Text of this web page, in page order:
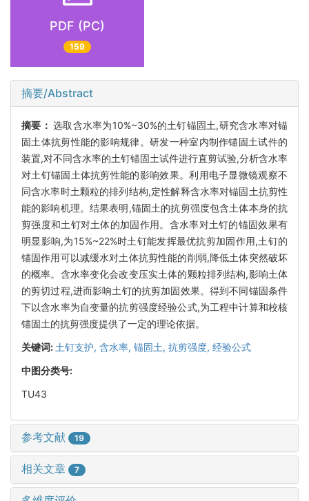
PDF (PC)
159
摘要/Abstract
摘要： 选取含水率为10%~30%的土钉锚固土,研究含水率对锚
固土体抗剪性能的影响规律。研发一种室内制作锚固土试件的
装置,对不同含水率的土钉锚固土试件进行直剪试验,分析含水率
对土钉锚固土体抗剪性能的影响效果。利用电子显微镜观察不
同含水率时土颗粒的排列结构,定性解释含水率对锚固土抗剪性
能的影响机理。结果表明,锚固土的抗剪强度包含土体本身的抗
剪强度和土钉对土体的加固作用。含水率对土钉的锚固效果有
明显影响,为15%~22%时土钉能发挥最优抗剪加固作用,土钉的
锚固作用可以减缓水对土体抗剪性能的削弱,降低土体突然破坏
的概率。含水率变化会改变压实土体的颗粒排列结构,影响土体
的剪切过程,进而影响土钉的抗剪加固效果。得到不同锚固条件
下以含水率为自变量的抗剪强度经验公式,为工程中计算和校核
锚固土的抗剪强度提供了一定的理论依据。
关键词: 土钉支护, 含水率, 锚固土, 抗剪强度, 经验公式
中图分类号:
TU43
参考文献 19
相关文章 7